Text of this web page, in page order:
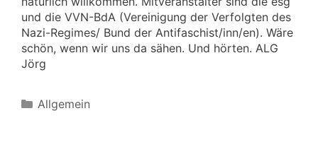
und die VVN-BdA (Vereinigung der Verfolgten des
Nazi-Regimes/ Bund der Antifaschist/inn/en). Wäre
schön, wenn wir uns da sähen. Und hörten. ALG
Jörg
Kategorien
Allgemein